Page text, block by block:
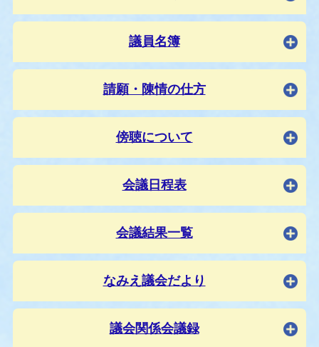
議員名簿
請願・陳情の仕方
傍聴について
会議日程表
会議結果一覧
なみえ議会だより
議会関係会議録